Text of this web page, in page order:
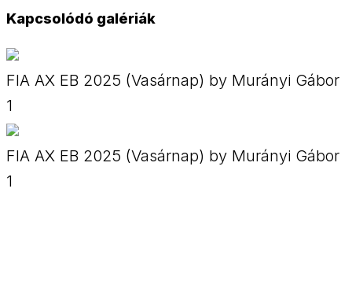
Kapcsolódó galériák
FIA AX EB 2025 (Vasárnap) by Murányi Gábor
1
FIA AX EB 2025 (Vasárnap) by Murányi Gábor
1